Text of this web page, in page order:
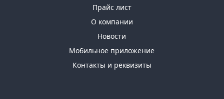
Прайс лист
О компании
Новости
Мобильное приложение
Контакты и реквизиты